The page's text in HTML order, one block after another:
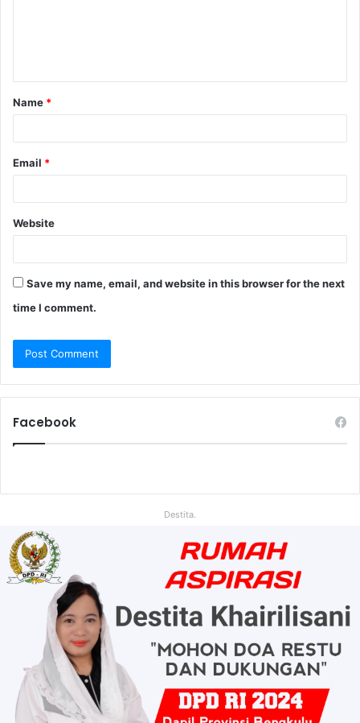
Name *
Email *
Website
Save my name, email, and website in this browser for the next
time I comment.
Facebook
Destita.